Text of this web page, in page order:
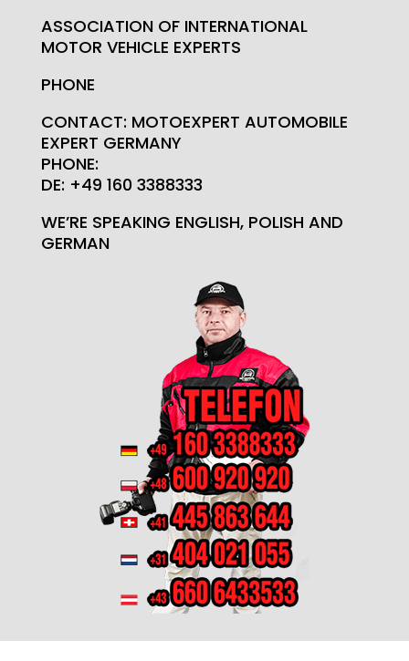
ASSOCIATION OF INTERNATIONAL
MOTOR VEHICLE EXPERTS
PHONE
CONTACT: MOTOEXPERT AUTOMOBILE
EXPERT GERMANY
PHONE:
DE: +49 160 3388333
WE’RE SPEAKING ENGLISH, POLISH AND
GERMAN